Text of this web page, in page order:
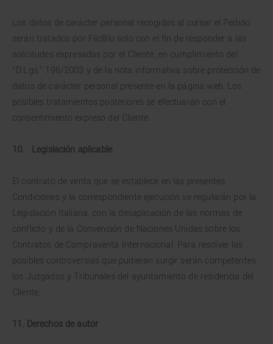
Los datos de carácter personal recogidos al cursar el Pedido
serán tratados por FiloBlu solo con el fin de responder a las
solicitudes expresadas por el Cliente, en cumplimiento del
“D.Lgs.” 196/2003 y de la nota informativa sobre protección de
datos de carácter personal presente en la página web. Los
posibles tratamientos posteriores se efectuarán con el
consentimiento expreso del Cliente.
10. Legislación aplicable
El contrato de venta que se establece en las presentes
Condiciones y la correspondiente ejecución se regularán por la
Legislación Italiana, con la desaplicación de las normas de
conflicto y de la Convención de Naciones Unidas sobre los
Contratos de Compraventa Internacional. Para resolver las
posibles controversias que pudieran surgir serán competentes
los Juzgados y Tribunales del ayuntamiento de residencia del
Cliente.
11. Derechos de autor